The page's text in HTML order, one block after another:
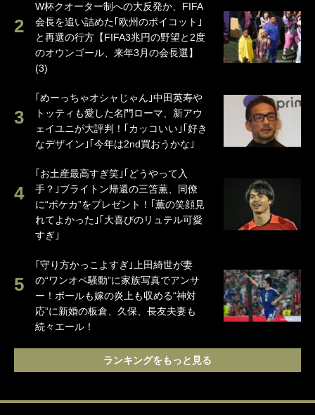
W杯クオーター制への大反発か、FIFA
会長を追い詰めた｢欧州のボイコット｣
と再選の行方【FIFA3兆円の野望と2度
のオウンゴール、来年3月の会長選】
(3)
｢めーっちゃオシャじゃん｣中田英寿や
トッティも愛した名門ローマ、新アウ
ェイユニが大評判！｢カッコいい｣｢好き
なデザイン｣｢今年は2nd買おうかな｣
｢お土産最高すぎ笑｣｢どうやって入
手？｣ブライトン帰還の三笘薫、同僚
に“ポケカ”をプレゼント！｢薫の笑顔見
れてよかった｣｢大喜びのリュテル可愛
すぎ｣
｢守り方かっこよすぎ｣上田綺世が妻
の“ワンオペ騒動”に家族写真でアンサ
ー！ボールも嫁の炎上も収める“神対
応”に新婚の板倉、久保、長友夫妻も
続々エール！
ランキングをもっと見る